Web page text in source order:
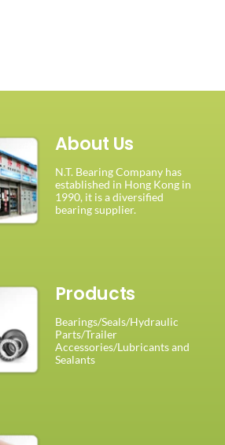
About Us
N.T. Bearing Company has
established in Hong Kong in
1990, it is a diversified
bearing supplier.
Products
Bearings/Seals/Hydraulic
Parts/Trailer
Accessories/Lubricants and
Sealants